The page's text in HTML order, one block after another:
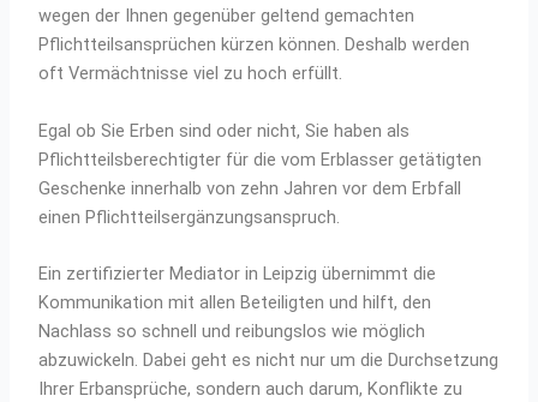
wegen der Ihnen gegenüber geltend gemachten
Pflichtteilsansprüchen kürzen können. Deshalb werden
oft Vermächtnisse viel zu hoch erfüllt.
Egal ob Sie Erben sind oder nicht, Sie haben als
Pflichtteilsberechtigter für die vom Erblasser getätigten
Geschenke innerhalb von zehn Jahren vor dem Erbfall
einen Pflichtteilsergänzungsanspruch.
Ein zertifizierter Mediator in Leipzig übernimmt die
Kommunikation mit allen Beteiligten und hilft, den
Nachlass so schnell und reibungslos wie möglich
abzuwickeln. Dabei geht es nicht nur um die Durchsetzung
Ihrer Erbansprüche, sondern auch darum, Konflikte zu